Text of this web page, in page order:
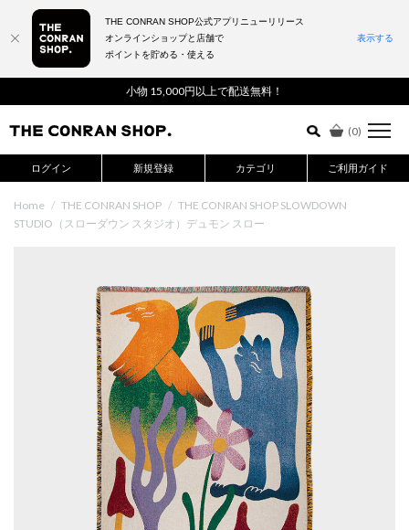
小物 15,000円以上で配送無料！
(0)
ログイン 新規登録 カテゴリ ご利用ガイド
詳細検索はこちら
Home / THE CONRAN SHOP / THE CONRAN SHOP SLOWDOWN
STUDIO（スローダウン スタジオ）デュモン スロー
THE CONRAN SHOP公式アプリニューリリース
オンラインショップと店舗で
ポイントを貯める・使える
表示する